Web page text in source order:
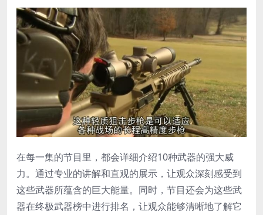
在每一集的节目里，都会详细介绍10种武器的强大威
力。通过专业的讲解和直观的展示，让观众深刻感受到
这些武器所蕴含的巨大能量。同时，节目还会为这些武
器在终极武器榜中进行排名，让观众能够清晰地了解它